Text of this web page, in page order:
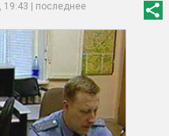
19:43 | последнее